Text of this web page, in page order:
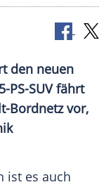
den neuen
PS-SUV fährt
Bordnetz vor,
ist es auch